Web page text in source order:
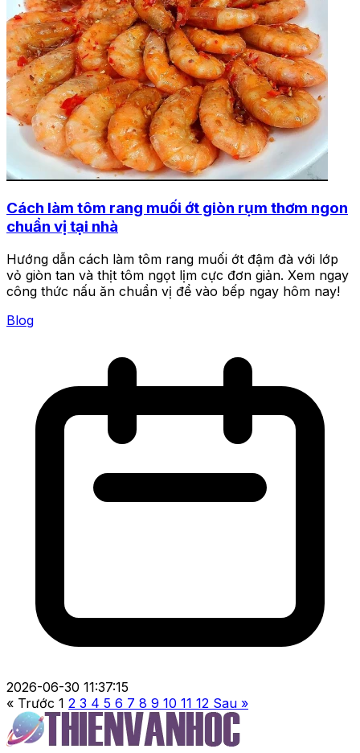
Cách làm tôm rang muối ớt giòn rụm thơm ngon
chuẩn vị tại nhà
Hướng dẫn cách làm tôm rang muối ớt đậm đà với lớp
vỏ giòn tan và thịt tôm ngọt lịm cực đơn giản. Xem ngay
công thức nấu ăn chuẩn vị để vào bếp ngay hôm nay!
Blog
2026-06-30 11:37:15
« Trước 1 2 3 4 5 6 7 8 9 10 11 12 Sau »